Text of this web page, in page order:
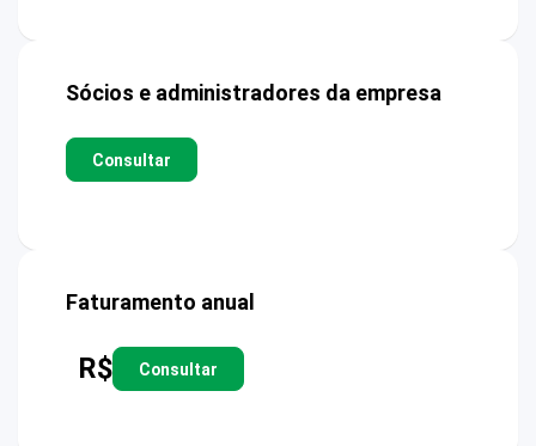
Sócios e administradores da empresa
Consultar
Faturamento anual
R$ Consultar